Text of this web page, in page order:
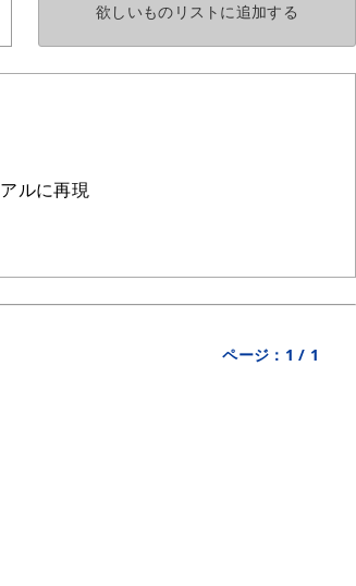
欲しいものリストに追加する
ルに再現
ページ： 1 / 1